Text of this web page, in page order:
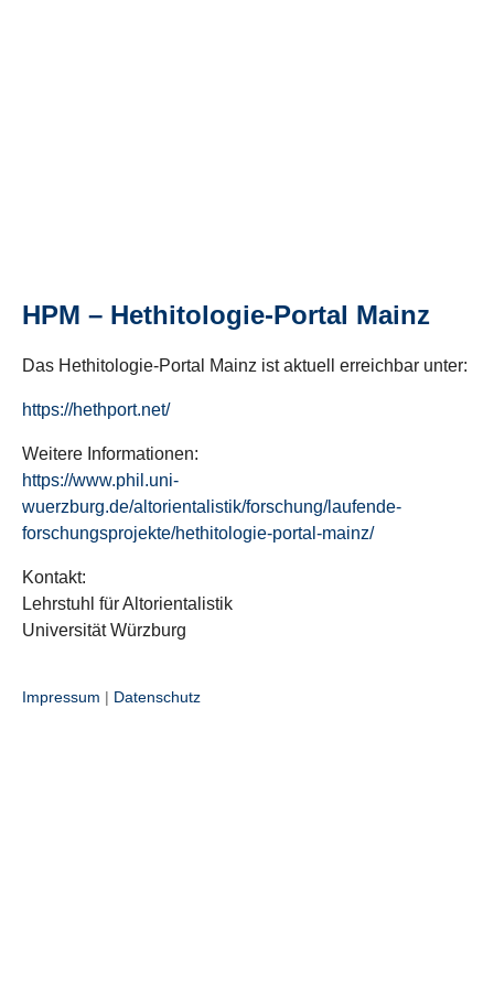
HPM – Hethitologie-Portal Mainz
Das Hethitologie-Portal Mainz ist aktuell erreichbar unter:
https://hethport.net/
Weitere Informationen:
https://www.phil.uni-
wuerzburg.de/altorientalistik/forschung/laufende-
forschungsprojekte/hethitologie-portal-mainz/
Kontakt:
Lehrstuhl für Altorientalistik
Universität Würzburg
Impressum | Datenschutz